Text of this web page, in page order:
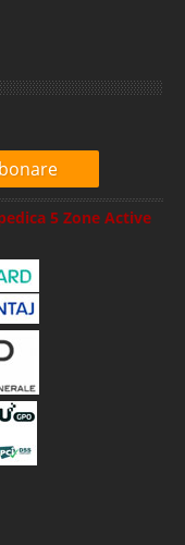
5 Zone Active